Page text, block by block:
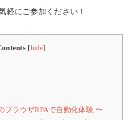
軽にご参加ください！
[hide]
ブラウザRPAで自動化体験 〜